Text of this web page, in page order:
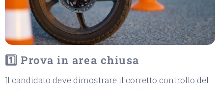
1️⃣ Prova in area chiusa
Il candidato deve dimostrare il corretto controllo del